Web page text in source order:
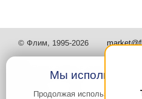
© Флим, 1995-2026
Мы используем
Продолжая использовать